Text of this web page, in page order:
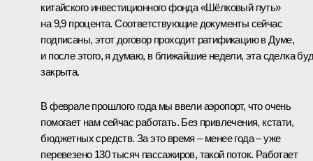
китайского инвестиционного фонда «Шёлковый путь»
на 9,9 процента. Соответствующие документы сейчас
подписаны, этот договор проходит ратификацию в Думе,
и после этого, я думаю, в ближайшие недели, эта сделка
закрыта.
В феврале прошлого года мы ввели аэропорт, что очень
помогает нам сейчас работать. Без привлечения, кстати,
бюджетных средств. За это время – менее года – уже
перевезено 130 тысяч пассажиров, такой поток. Работает